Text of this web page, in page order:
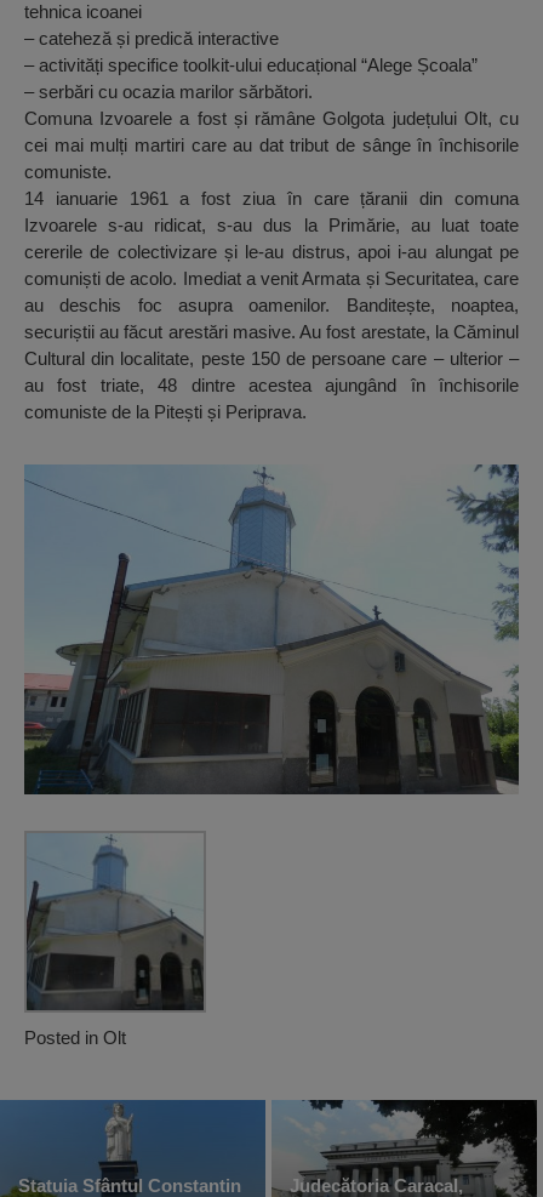
tehnica icoanei
– cateheză și predică interactive
– activități specifice toolkit-ului educațional “Alege Școala”
– serbări cu ocazia marilor sărbători.
Comuna Izvoarele a fost și rămâne Golgota județului Olt, cu
cei mai mulți martiri care au dat tribut de sânge în închisorile
comuniste.
14 ianuarie 1961 a fost ziua în care țăranii din comuna
Izvoarele s-au ridicat, s-au dus la Primărie, au luat toate
cererile de colectivizare și le-au distrus, apoi i-au alungat pe
comuniști de acolo. Imediat a venit Armata și Securitatea, care
au deschis foc asupra oamenilor. Banditește, noaptea,
securiștii au făcut arestări masive. Au fost arestate, la Căminul
Cultural din localitate, peste 150 de persoane care – ulterior –
au fost triate, 48 dintre acestea ajungând în închisorile
comuniste de la Pitești și Periprava.
Posted in Olt
Statuia Sfântul Constantin
Judecătoria Caracal,